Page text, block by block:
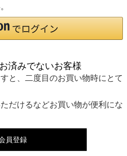
済みでないお客様
と、二度目のお買い物時にとて
だけるなどお買い物が便利にな
員登録